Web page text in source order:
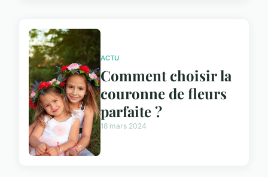
ACTU
Comment choisir la
couronne de fleurs
parfaite ?
18 mars 2024